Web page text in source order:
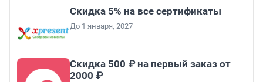
Скидка 5% на все сертификаты
До 1 января, 2027
Скидка 500 ₽ на первый заказ от
2000 ₽